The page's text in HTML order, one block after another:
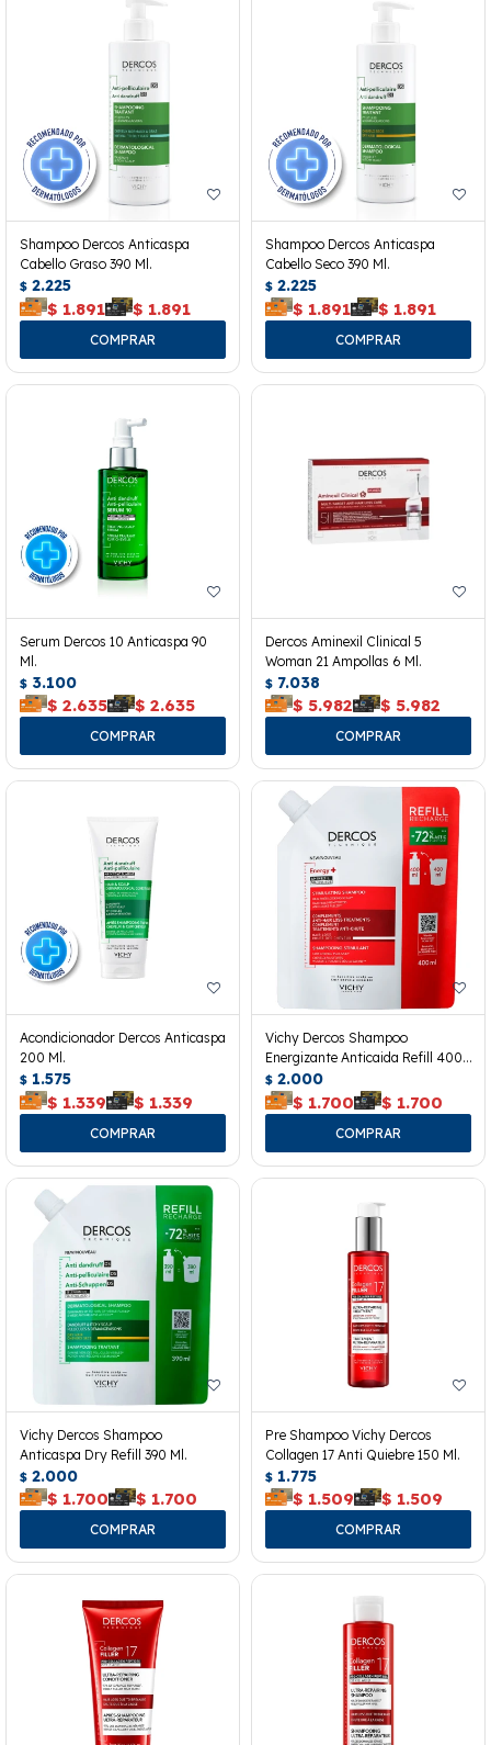
Shampoo Dercos Anticaspa
Cabello Graso 390 Ml.
$ 2.225
$ 1.891 $ 1.891
Shampoo Dercos Anticaspa
Cabello Seco 390 Ml.
$ 2.225
$ 1.891 $ 1.891
Serum Dercos 10 Anticaspa 90
Ml.
$ 3.100
$ 2.635 $ 2.635
Dercos Aminexil Clinical 5
Woman 21 Ampollas 6 Ml.
$ 7.038
$ 5.982 $ 5.982
Acondicionador Dercos Anticaspa
200 Ml.
$ 1.575
$ 1.339 $ 1.339
Vichy Dercos Shampoo
Energizante Anticaida Refill 400
Ml.
$ 2.000
$ 1.700 $ 1.700
Vichy Dercos Shampoo
Anticaspa Dry Refill 390 Ml.
$ 2.000
$ 1.700 $ 1.700
Pre Shampoo Vichy Dercos
Collagen 17 Anti Quiebre 150 Ml.
$ 1.775
$ 1.509 $ 1.509